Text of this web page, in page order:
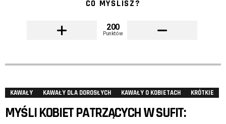
CO MYŚLISZ?
200
Punktów
KAWAŁY KAWAŁY DLA DOROSŁYCH KAWAŁY O KOBIETACH KRÓTKIE
MYŚLI KOBIET PATRZĄCYCH W SUFIT: